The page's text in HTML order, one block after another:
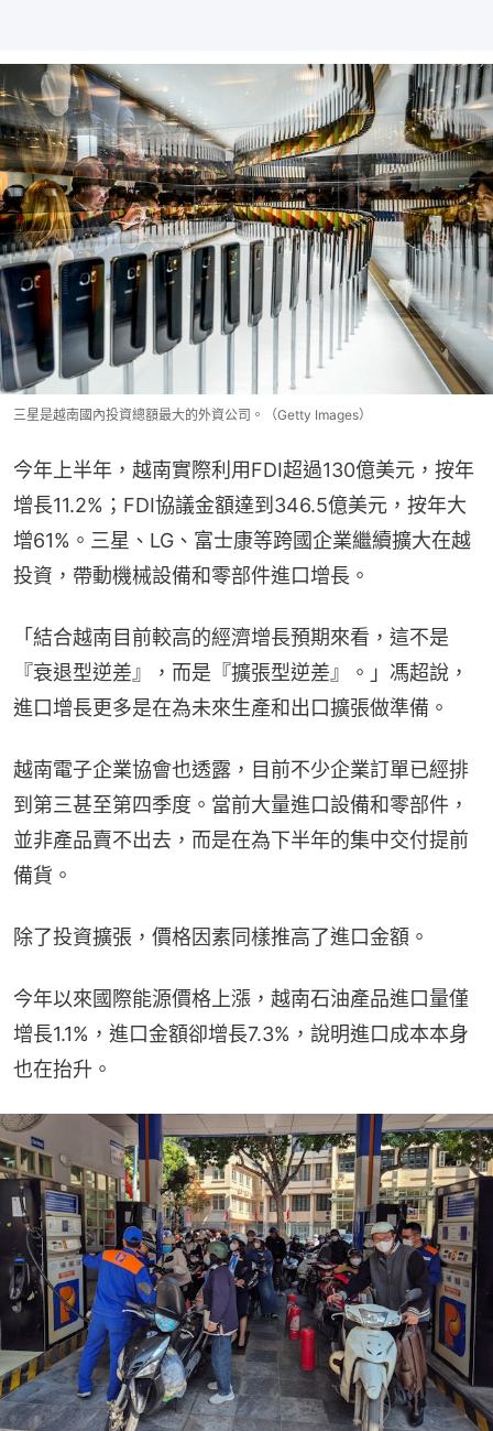
三星是越南國內投資總額最大的外資公司。（Getty Images）
今年上半年，越南實際利用FDI超過130億美元，按年
增長11.2%；FDI協議金額達到346.5億美元，按年大
增61%。三星、LG、富士康等跨國企業繼續擴大在越
投資，帶動機械設備和零部件進口增長。
「結合越南目前較高的經濟增長預期來看，這不是
『衰退型逆差』，而是『擴張型逆差』。」馮超說，
進口增長更多是在為未來生產和出口擴張做準備。
越南電子企業協會也透露，目前不少企業訂單已經排
到第三甚至第四季度。當前大量進口設備和零部件，
並非產品賣不出去，而是在為下半年的集中交付提前
備貨。
除了投資擴張，價格因素同樣推高了進口金額。
今年以來國際能源價格上漲，越南石油產品進口量僅
增長1.1%，進口金額卻增長7.3%，說明進口成本本身
也在抬升。